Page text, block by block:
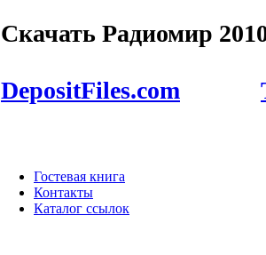
Скачать Радиомир
DepositFiles.com
Гостевая книга
Контакты
Каталог ссылок